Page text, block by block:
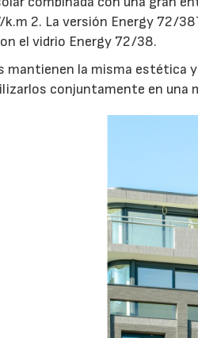
k.m 2. La versión Energy 72/
el vidrio Energy 72/38.
mantienen la misma estética
conjuntamente en una